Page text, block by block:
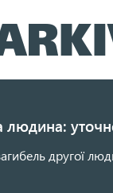
людина:
другої